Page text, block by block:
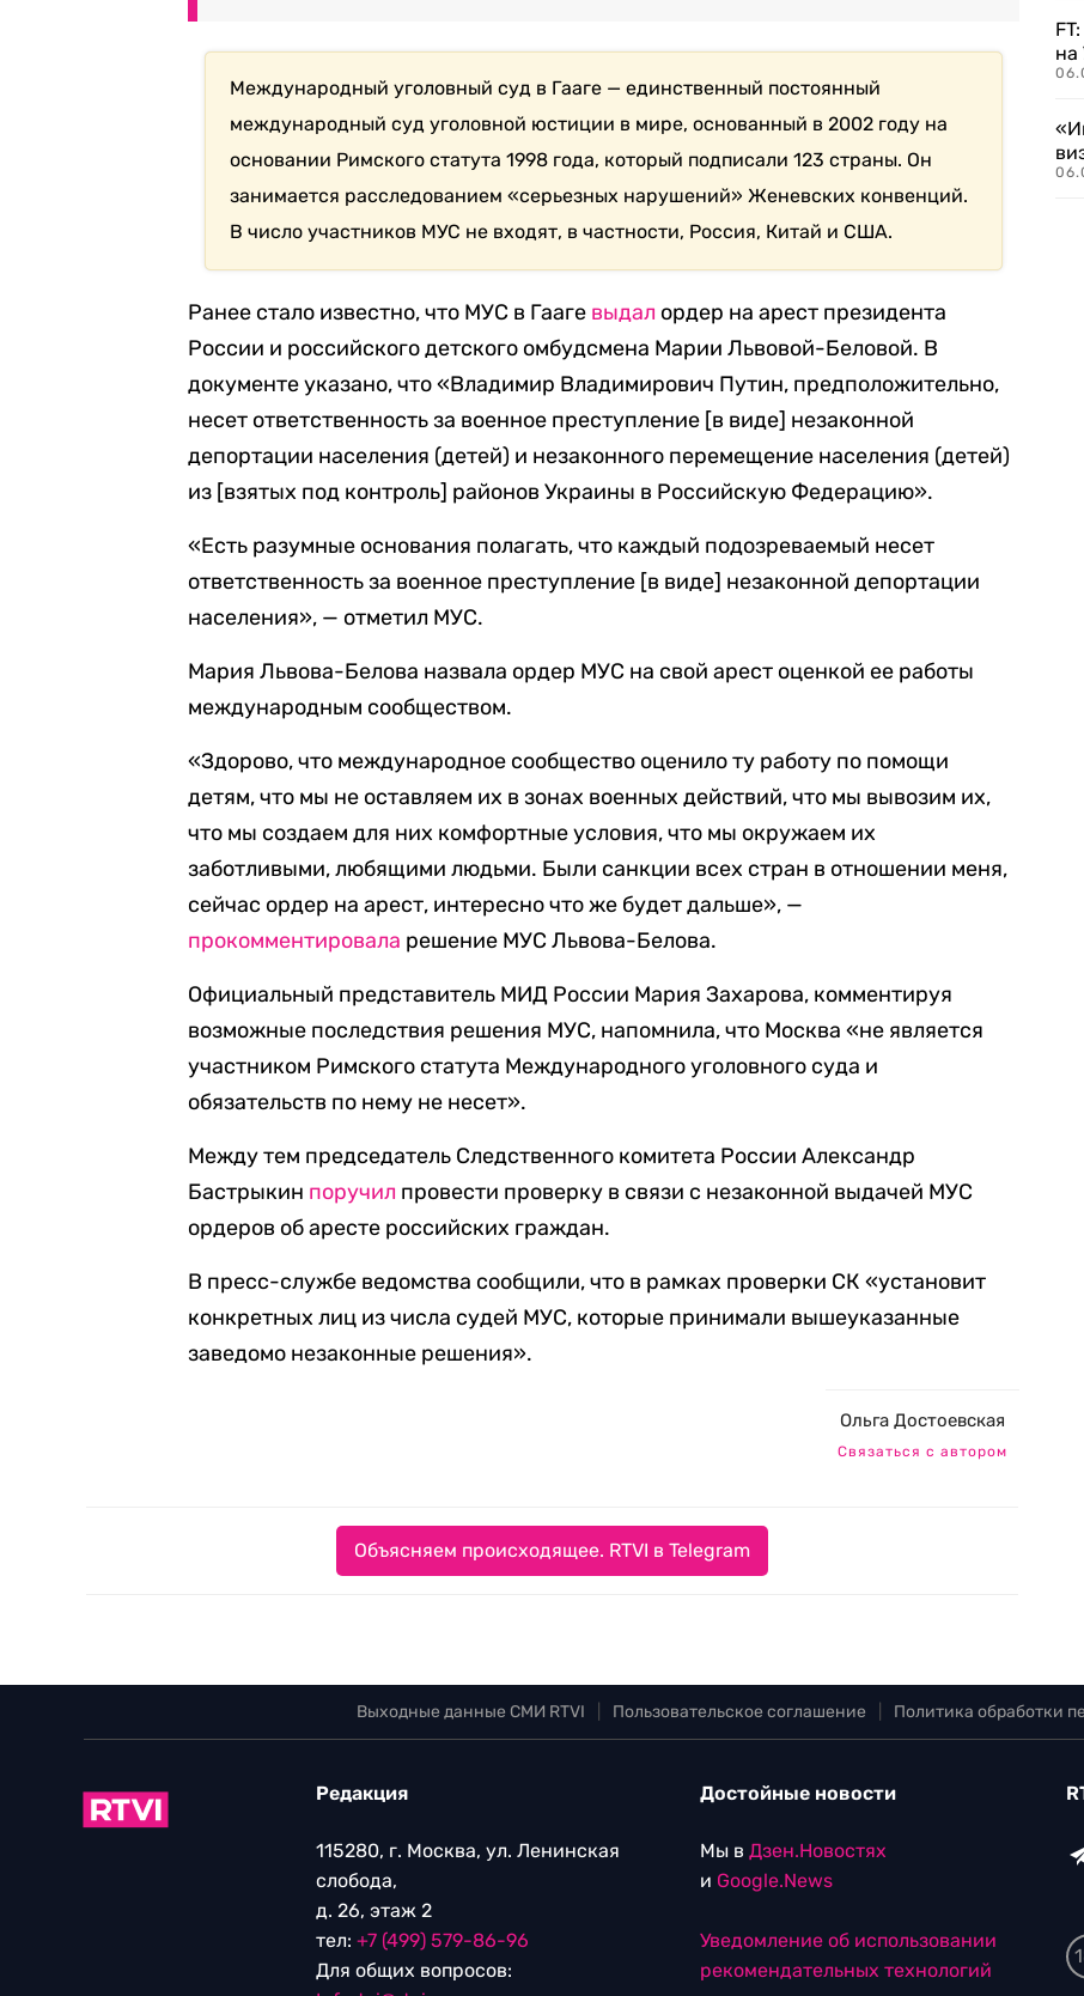
Международный уголовный суд в Гааге — единственный постоянный
международный суд уголовной юстиции в мире, основанный в 2002 году на
основании Римского статута 1998 года, который подписали 123 страны. Он
занимается расследованием «серьезных нарушений» Женевских конвенций.
В число участников МУС не входят, в частности, Россия, Китай и США.
Ранее стало известно, что МУС в Гааге выдал ордер на арест президента
России и российского детского омбудсмена Марии Львовой-Беловой. В
документе указано, что «Владимир Владимирович Путин, предположительно,
несет ответственность за военное преступление [в виде] незаконной
депортации населения (детей) и незаконного перемещение населения (детей)
из [взятых под контроль] районов Украины в Российскую Федерацию».
«Есть разумные основания полагать, что каждый подозреваемый несет
ответственность за военное преступление [в виде] незаконной депортации
населения», — отметил МУС.
Мария Львова-Белова назвала ордер МУС на свой арест оценкой ее работы
международным сообществом.
«Здорово, что международное сообщество оценило ту работу по помощи
детям, что мы не оставляем их в зонах военных действий, что мы вывозим их,
что мы создаем для них комфортные условия, что мы окружаем их
заботливыми, любящими людьми. Были санкции всех стран в отношении меня,
сейчас ордер на арест, интересно что же будет дальше», —
прокомментировала решение МУС Львова-Белова.
Официальный представитель МИД России Мария Захарова, комментируя
возможные последствия решения МУС, напомнила, что Москва «не является
участником Римского статута Международного уголовного суда и
обязательств по нему не несет».
Между тем председатель Следственного комитета России Александр
Бастрыкин поручил провести проверку в связи с незаконной выдачей МУС
ордеров об аресте российских граждан.
В пресс-службе ведомства сообщили, что в рамках проверки СК «установит
конкретных лиц из числа судей МУС, которые принимали вышеуказанные
заведомо незаконные решения».
Ольга Достоевская
Связаться с автором
Объясняем происходящее. RTVI в Telegram
на
Выходные данные СМИ RTVI Пользовательское соглашение Политика обработки
Редакция
115280, г. Москва, ул. Ленинская
слобода,
д. 26, этаж 2
тел: +7 (499) 579-86-96
Для общих вопросов:
Достойные новости
Мы в Дзен.Новостях
и Google.News
Уведомление об использовании
рекомендательных технологий